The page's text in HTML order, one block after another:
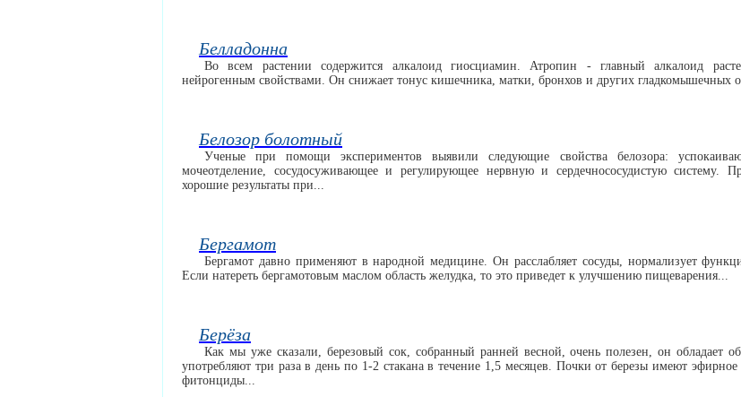
Белладонна
Во всем растении содержится алкалоид гиосциамин. Атропин - главный алкалоид
нейрогенным свойствами. Он снижает тонус кишечника, матки, бронхов и других гладкомышечных
Белозор болотный
Ученые при помощи экспериментов выявили следующие свойства белозора:
мочеотделение, сосудосуживающее и регулирующее нервную и сердечнососудистую систему.
хорошие результаты при...
Бергамот
Бергамот давно применяют в народной медицине. Он расслабляет сосуды, нормализует
Если натереть бергамотовым маслом область желудка, то это приведет к улучшению пищеварения...
Берёза
Как мы уже сказали, березовый сок, собранный ранней весной, очень полезен, он обладает
употребляют три раза в день по 1-2 стакана в течение 1,5 месяцев. Почки от березы имеют
фитонциды...